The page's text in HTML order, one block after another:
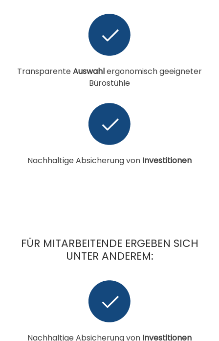
Transparente Auswahlergonomisch geeigneter
Bürostühle
Nachhaltige Absicherung von Investitionen
FÜR MITARBEITENDE ERGEBEN SICH
UNTER ANDEREM:
Nachhaltige Absicherung von Investitionen